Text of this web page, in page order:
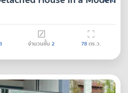
จำนวนชั้น 2 78ตร.ว.